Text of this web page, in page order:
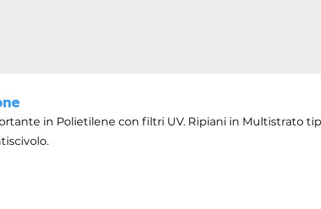
in Polietilene con filtri UV. Ripiani in Multistrato